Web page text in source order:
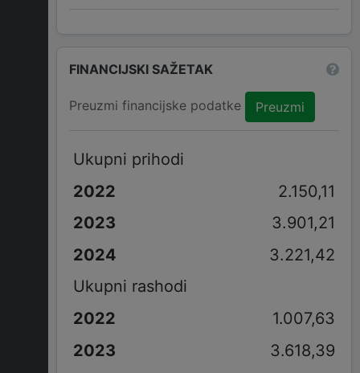
FINANCIJSKI SAŽETAK
Preuzmi financijske podatke Preuzmi
Ukupni prihodi
2.150,11
3.901,21
3.221,42
Ukupni rashodi
1.007,63
3.618,39